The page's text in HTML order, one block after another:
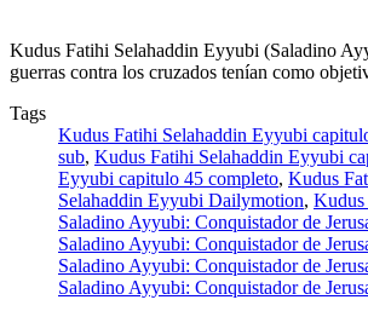
Kudus Fatihi Selahaddin Eyyubi (Saladino
guerras contra los cruzados tenían como
Tags
Kudus Fatihi Selahaddin Eyyubi
sub, Kudus Fatihi Selahaddin Eyyubi
Eyyubi capitulo 45 completo, Kudus
Selahaddin Eyyubi Dailymotion, Kudus
Saladino Ayyubi: Conquistador de
Saladino Ayyubi: Conquistador de
Saladino Ayyubi: Conquistador de
Saladino Ayyubi: Conquistador de